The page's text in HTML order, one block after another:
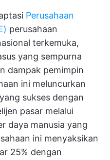
Perusahaan
perusahaan
terkemuka,
yang sempurna
dampak pemimpin
ini meluncurkan
sukses dengan
pasar melalui
daya manusia yang
ini menyaksikan
25% dengan